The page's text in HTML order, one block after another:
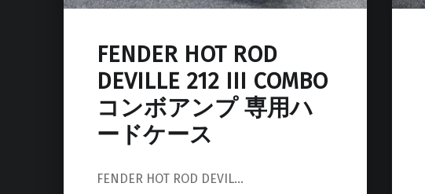
FENDER HOT ROD
DEVILLE 212 III COMBO
コンボアンプ 専用ハ
ードケース
FENDER HOT ROD DEVIL…